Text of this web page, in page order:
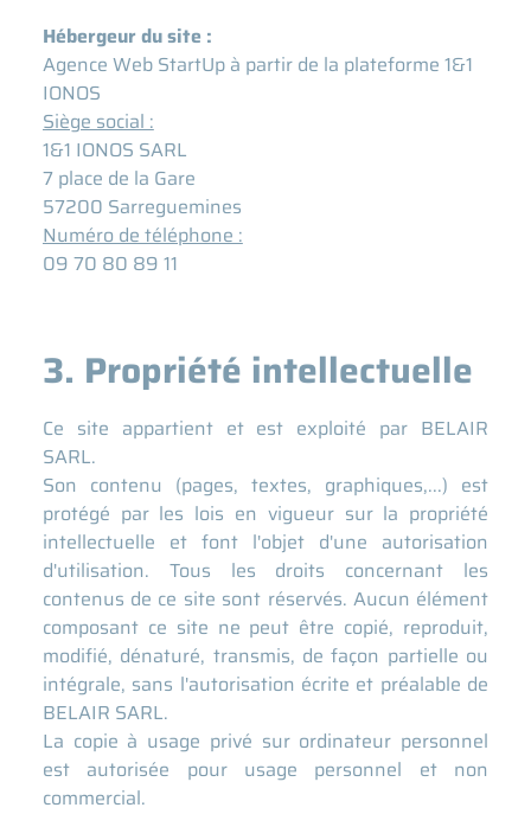
Hébergeur du site :
Agence Web StartUp à partir de la plateforme 1&1
IONOS
Siège social :
1&1 IONOS SARL
7 place de la Gare
57200 Sarreguemines
Numéro de téléphone :
09 70 80 89 11
3. Propriété intellectuelle
Ce site appartient et est exploité par BELAIR
SARL.
Son contenu (pages, textes, graphiques,...) est
protégé par les lois en vigueur sur la propriété
intellectuelle et font l'objet d'une autorisation
d'utilisation. Tous les droits concernant les
contenus de ce site sont réservés. Aucun élément
composant ce site ne peut être copié, reproduit,
modifié, dénaturé, transmis, de façon partielle ou
intégrale, sans l'autorisation écrite et préalable de
BELAIR SARL.
La copie à usage privé sur ordinateur personnel
est autorisée pour usage personnel et non
commercial.